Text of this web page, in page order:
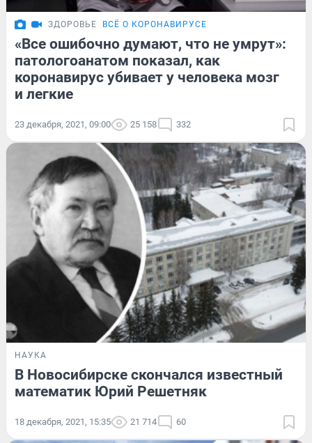
ЗДОРОВЬЕ ВСЁ О КОРОНАВИРУСЕ
«Все ошибочно думают, что не умрут»:
патологоанатом показал, как
коронавирус убивает у человека мозг
и легкие
23 декабря, 2021, 09:00 25 158 332
НАУКА
В Новосибирске скончался известный
математик Юрий Решетняк
18 декабря, 2021, 15:35 21 714 60